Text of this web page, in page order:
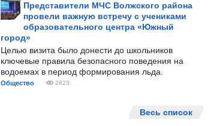
Представители МЧС Волжского района
провели важную встречу с учениками
образовательного центра «Южный
город»
Целью визита было донести до школьников
ключевые правила безопасного поведения на
водоемах в период формирования льда.
Общество 2823
Весь список